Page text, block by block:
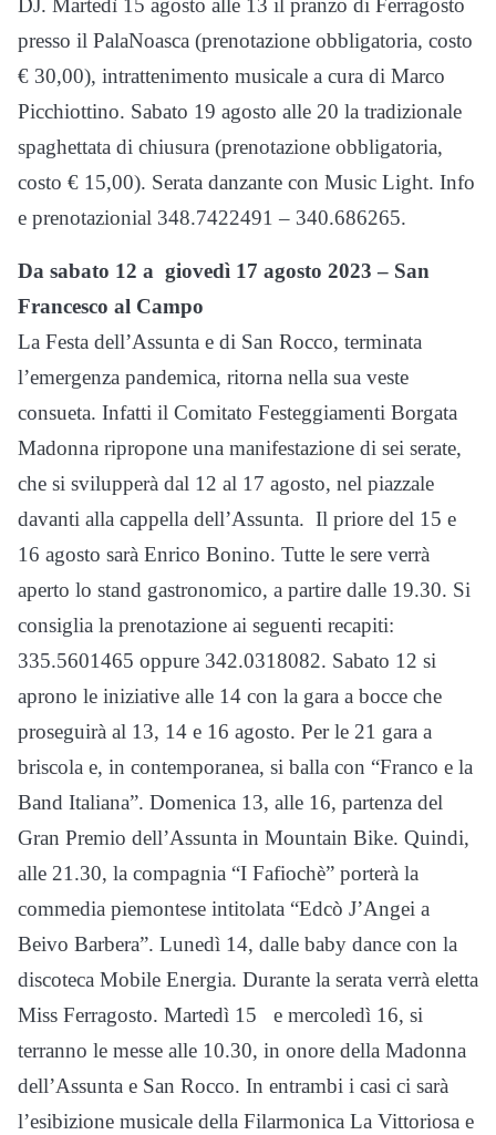
DJ. Martedì 15 agosto alle 13 il pranzo di Ferragosto
presso il PalaNoasca (prenotazione obbligatoria, costo
€ 30,00), intrattenimento musicale a cura di Marco
Picchiottino. Sabato 19 agosto alle 20 la tradizionale
spaghettata di chiusura (prenotazione obbligatoria,
costo € 15,00). Serata danzante con Music Light. Info
e prenotazionial 348.7422491 – 340.686265.
Da sabato 12 a giovedì 17 agosto 2023 – San
Francesco al Campo
La Festa dell’Assunta e di San Rocco, terminata
l’emergenza pandemica, ritorna nella sua veste
consueta. Infatti il Comitato Festeggiamenti Borgata
Madonna ripropone una manifestazione di sei serate,
che si svilupperà dal 12 al 17 agosto, nel piazzale
davanti alla cappella dell’Assunta. Il priore del 15 e
16 agosto sarà Enrico Bonino. Tutte le sere verrà
aperto lo stand gastronomico, a partire dalle 19.30. Si
consiglia la prenotazione ai seguenti recapiti:
335.5601465 oppure 342.0318082. Sabato 12 si
aprono le iniziative alle 14 con la gara a bocce che
proseguirà al 13, 14 e 16 agosto. Per le 21 gara a
briscola e, in contemporanea, si balla con “Franco e la
Band Italiana”. Domenica 13, alle 16, partenza del
Gran Premio dell’Assunta in Mountain Bike. Quindi,
alle 21.30, la compagnia “I Fafiochè” porterà la
commedia piemontese intitolata “Edcò J’Angei a
Beivo Barbera”. Lunedì 14, dalle baby dance con la
discoteca Mobile Energia. Durante la serata verrà eletta
Miss Ferragosto. Martedì 15 e mercoledì 16, si
terranno le messe alle 10.30, in onore della Madonna
dell’Assunta e San Rocco. In entrambi i casi ci sarà
l’esibizione musicale della Filarmonica La Vittoriosa e